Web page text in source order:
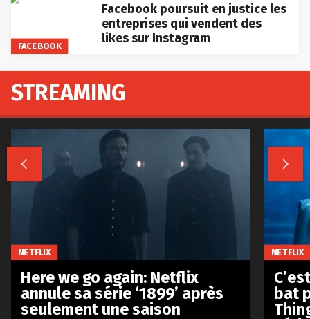
FACEBOOK
Facebook poursuit en justice les
entreprises qui vendent des
likes sur Instagram
STREAMING
 
NETFLIX
Here we go again: Netflix
annule sa série ‘1899’ après
seulement une saison
NETFLIX
bat